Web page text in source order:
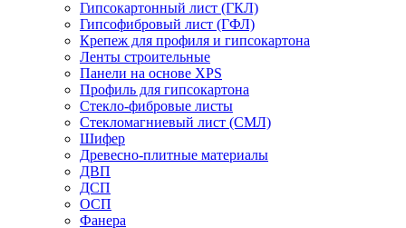
Гипсокартонный лист (ГКЛ)
Гипсофибровый лист (ГФЛ)
Крепеж для профиля и гипсокартона
Ленты строительные
Панели на основе XPS
Профиль для гипсокартона
Стекло-фибровые листы
Стекломагниевый лист (СМЛ)
Шифер
Древесно-плитные материалы
ДВП
ДСП
ОСП
Фанера